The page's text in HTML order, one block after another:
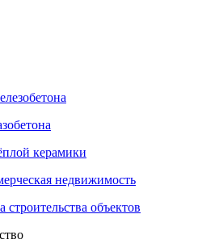
керамики
недвижимость
строительства объектов